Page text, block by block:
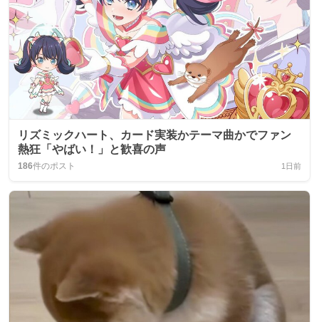
リズミックハート、カード実装かテーマ曲かでファン
熱狂「やばい！」と歓喜の声
186件のポスト 1日前